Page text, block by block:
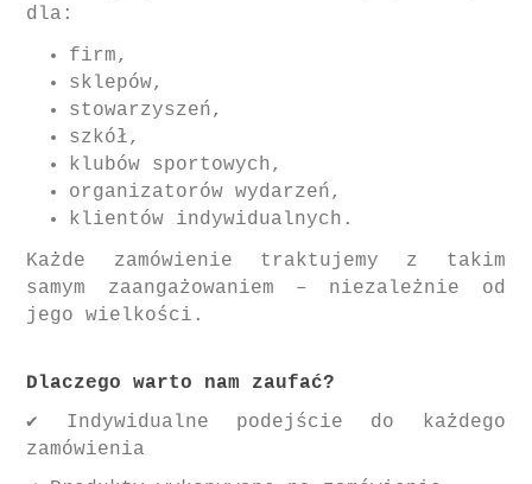
dla:
firm,
sklepów,
stowarzyszeń,
szkół,
klubów sportowych,
organizatorów wydarzeń,
klientów indywidualnych.
Każde zamówienie traktujemy z takim
samym zaangażowaniem – niezależnie od
jego wielkości.
Dlaczego warto nam zaufać?
✔️ Indywidualne podejście do każdego
zamówienia